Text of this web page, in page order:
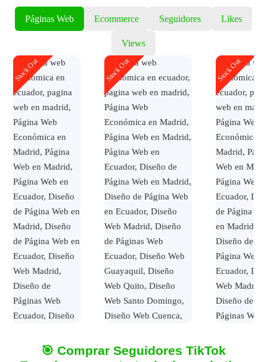
Páginas Web Ecommerce Seguidores Likes
Views
Stock Out Stock Out
Página Web
Stock Out
🎯 Comprar Seguidores TikTok